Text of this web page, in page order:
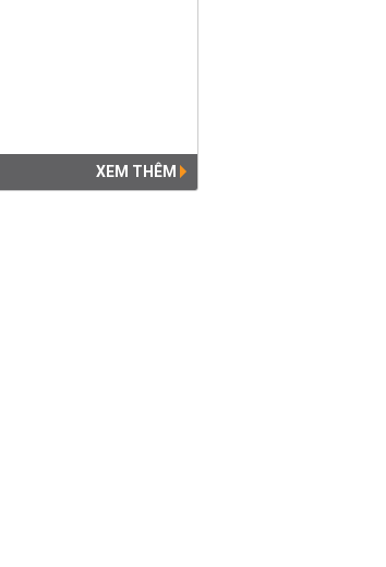
XEM THÊM